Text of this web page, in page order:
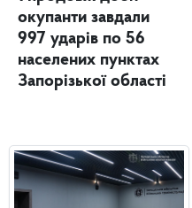
окупанти завдали
997 ударів по 56
населених пунктах
Запорізької області